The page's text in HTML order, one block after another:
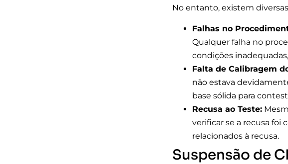
No entanto, existem
Falhas no
Qualquer falha no
condições
Falta de Calibragem
não estava
base sólida para
Recusa ao Teste:
verificar se a recusa foi
relacionados à recusa.
Suspensão de